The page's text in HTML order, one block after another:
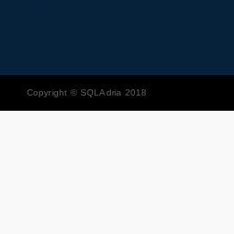
Copyright © SQLAdria 2018